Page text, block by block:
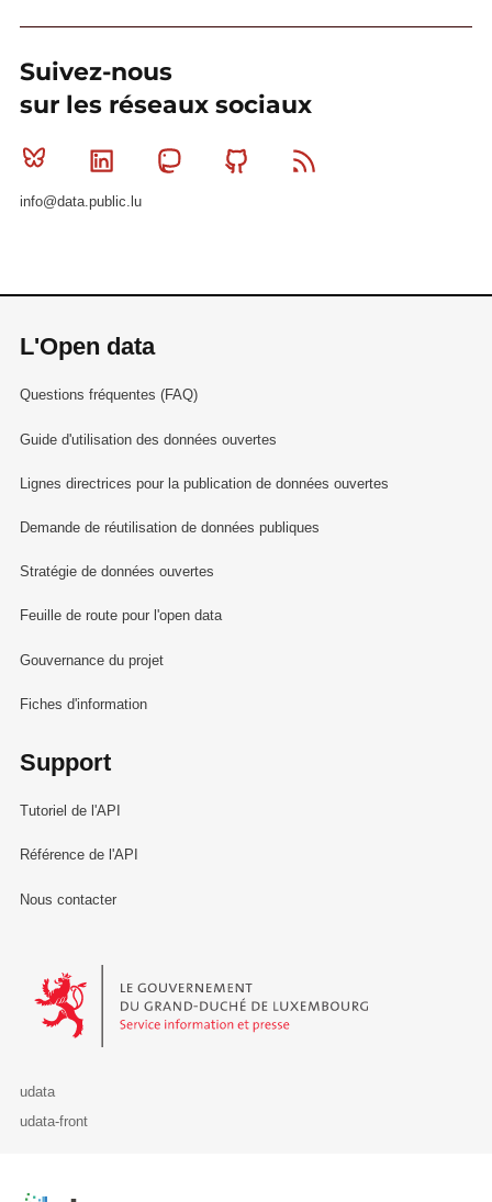
Suivez-nous
sur les réseaux sociaux
Bluesky Linkedin MastodonGithub
info@data.public.lu
L'Open data
Questions fréquentes (FAQ)
Guide d'utilisation des données ouvertes
Lignes directrices pour la publication de données ouvertes
Demande de réutilisation de données publiques
Stratégie de données ouvertes
Feuille de route pour l'open data
Gouvernance du projet
Fiches d'information
Support
Tutoriel de l'API
Référence de l'API
Nous contacter
Le Gouvernement du Grand-Duché de Luxembourg - Service
udata
udata-front